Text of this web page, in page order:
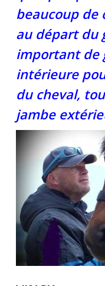
beaucoup de
au départ du
important de
intérieure
du cheval,
jambe